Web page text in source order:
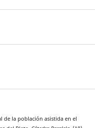
de la población asistida en el